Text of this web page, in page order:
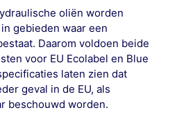
oliën worden
gebieden waar een
Daarom voldoen beide
voor EU Ecolabel en Blue
laten zien dat
geval in de EU, als
beschouwd worden.